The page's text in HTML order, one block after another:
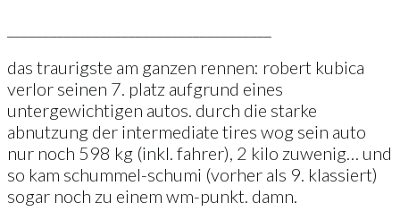
das traurigste am ganzen rennen: robert kubica
verlor seinen 7. platz aufgrund eines
untergewichtigen autos. durch die starke
abnutzung der intermediate tires wog sein auto
nur noch 598 kg (inkl. fahrer), 2 kilo zuwenig… und
so kam schummel-schumi (vorher als 9. klassiert)
sogar noch zu einem wm-punkt. damn.